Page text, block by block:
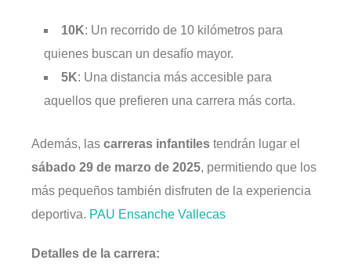
10K: Un recorrido de 10 kilómetros para
quienes buscan un desafío mayor.​
5K: Una distancia más accesible para
aquellos que prefieren una carrera más corta.​
Además, las carreras infantiles tendrán lugar el
sábado 29 de marzo de 2025, permitiendo que los
más pequeños también disfruten de la experiencia
deportiva. ​ PAU Ensanche Vallecas
Detalles de la carrera: